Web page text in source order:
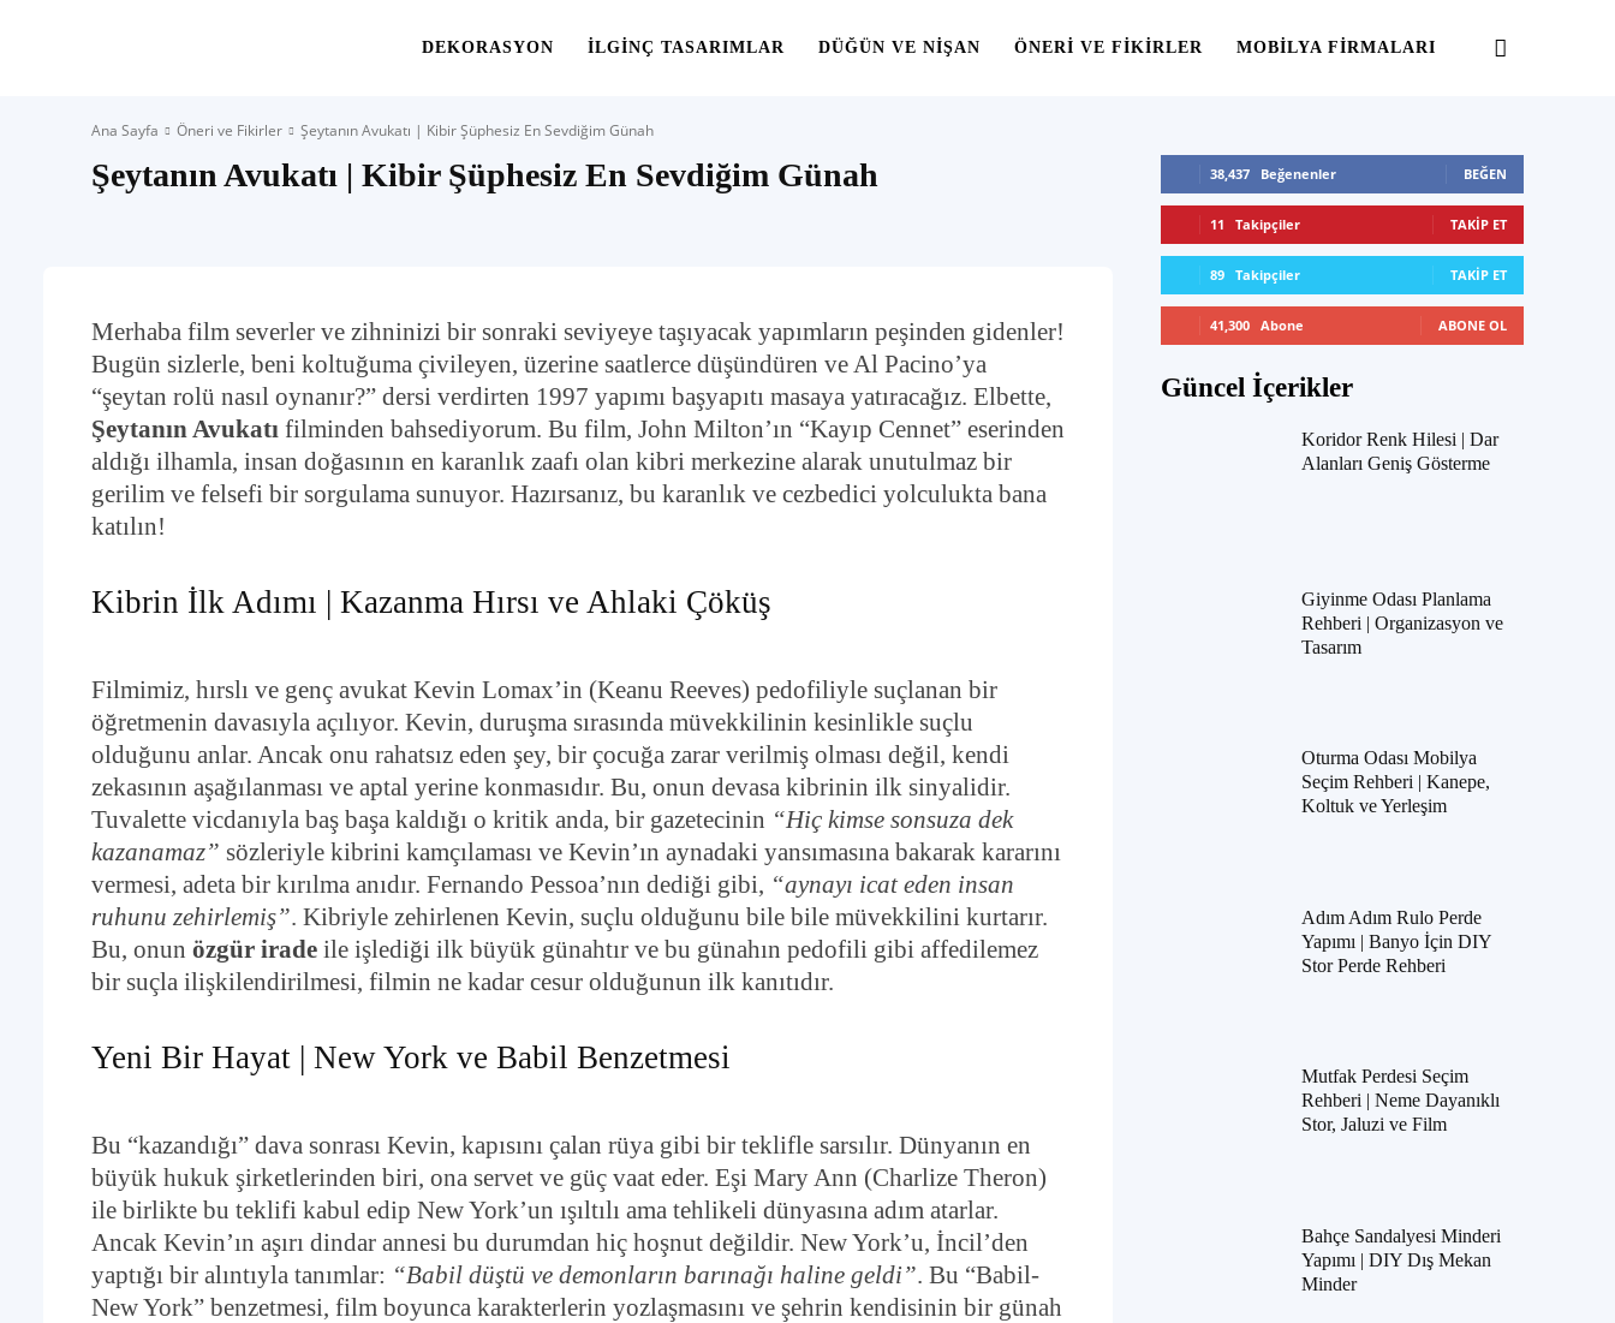
Alanınıza
DEKORASYON İLGINÇ TASARIMLAR DÜĞÜN VE NIŞAN ÖNERI VE FIKIRLER MOBILYA FIRMALARI
Ana Sayfa Öneri ve Fikirler Şeytanın Avukatı | Kibir Şüphesiz En Sevdiğim Günah
Şeytanın Avukatı | Kibir Şüphesiz En Sevdiğim Günah
Merhaba film severler ve zihninizi bir sonraki seviyeye taşıyacak yapımların peşinden gidenler!
Bugün sizlerle, beni koltuğuma çivileyen, üzerine saatlerce düşündüren ve Al Pacino’ya
“şeytan rolü nasıl oynanır?” dersi verdirten 1997 yapımı başyapıtı masaya yatıracağız. Elbette,
Şeytanın Avukatı filminden bahsediyorum. Bu film, John Milton’ın “Kayıp Cennet” eserinden
aldığı ilhamla, insan doğasının en karanlık zaafı olan kibri merkezine alarak unutulmaz bir
gerilim ve felsefi bir sorgulama sunuyor. Hazırsanız, bu karanlık ve cezbedici yolculukta bana
katılın!
Kibrin İlk Adımı | Kazanma Hırsı ve Ahlaki Çöküş
Filmimiz, hırslı ve genç avukat Kevin Lomax’in (Keanu Reeves) pedofiliyle suçlanan bir
öğretmenin davasıyla açılıyor. Kevin, duruşma sırasında müvekkilinin kesinlikle suçlu
olduğunu anlar. Ancak onu rahatsız eden şey, bir çocuğa zarar verilmiş olması değil, kendi
zekasının aşağılanması ve aptal yerine konmasıdır. Bu, onun devasa kibrinin ilk sinyalidir.
Tuvalette vicdanıyla baş başa kaldığı o kritik anda, bir gazetecinin “Hiç kimse sonsuza dek
kazanamaz” sözleriyle kibrini kamçılaması ve Kevin’ın aynadaki yansımasına bakarak kararını
vermesi, adeta bir kırılma anıdır. Fernando Pessoa’nın dediği gibi, “aynayı icat eden insan
ruhunu zehirlemiş”. Kibriyle zehirlenen Kevin, suçlu olduğunu bile bile müvekkilini kurtarır.
Bu, onun özgür irade ile işlediği ilk büyük günahtır ve bu günahın pedofili gibi affedilemez
bir suçla ilişkilendirilmesi, filmin ne kadar cesur olduğunun ilk kanıtıdır.
Yeni Bir Hayat | New York ve Babil Benzetmesi
Bu “kazandığı” dava sonrası Kevin, kapısını çalan rüya gibi bir teklifle sarsılır. Dünyanın en
büyük hukuk şirketlerinden biri, ona servet ve güç vaat eder. Eşi Mary Ann (Charlize Theron)
ile birlikte bu teklifi kabul edip New York’un ışıltılı ama tehlikeli dünyasına adım atarlar.
Ancak Kevin’ın aşırı dindar annesi bu durumdan hiç hoşnut değildir. New York’u, İncil’den
yaptığı bir alıntıyla tanımlar: “Babil düştü ve demonların barınağı haline geldi”. Bu “Babil-
New York” benzetmesi, film boyunca karakterlerin yozlaşmasını ve şehrin kendisinin bir günah
38,437 Beğenenler BEĞEN
11 Takipçiler TAKIP ET
89 Takipçiler TAKIP ET
41,300 Abone ABONE OL
Güncel İçerikler
Koridor Renk Hilesi | Dar
Alanları Geniş Gösterme
Giyinme Odası Planlama
Rehberi | Organizasyon ve
Tasarım
Oturma Odası Mobilya
Seçim Rehberi | Kanepe,
Koltuk ve Yerleşim
Adım Adım Rulo Perde
Yapımı | Banyo İçin DIY
Stor Perde Rehberi
Mutfak Perdesi Seçim
Rehberi | Neme Dayanıklı
Stor, Jaluzi ve Film
Bahçe Sandalyesi Minderi
Yapımı | DIY Dış Mekan
Minder